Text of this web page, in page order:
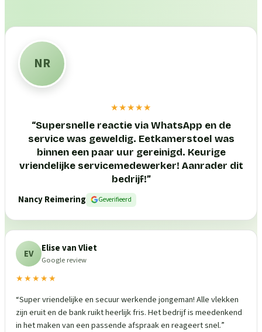
NR
★★★★★
“Supersnelle reactie via WhatsApp en de
service was geweldig. Eetkamerstoel was
binnen een paar uur gereinigd. Keurige
vriendelijke servicemedewerker! Aanrader dit
bedrijf!”
Nancy Reimering
Geverifieerd
EV Elise van Vliet
Google review
★★★★★
“Super vriendelijke en secuur werkende jongeman! Alle vlekken
zijn eruit en de bank ruikt heerlijk fris. Het bedrijf is meedenkend
in het maken van een passende afspraak en reageert snel.”